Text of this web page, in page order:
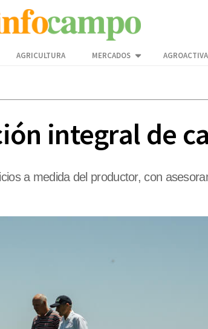
AGRICULTURA MERCADOS AGROACTIVA
integral de
a medida del productor, con